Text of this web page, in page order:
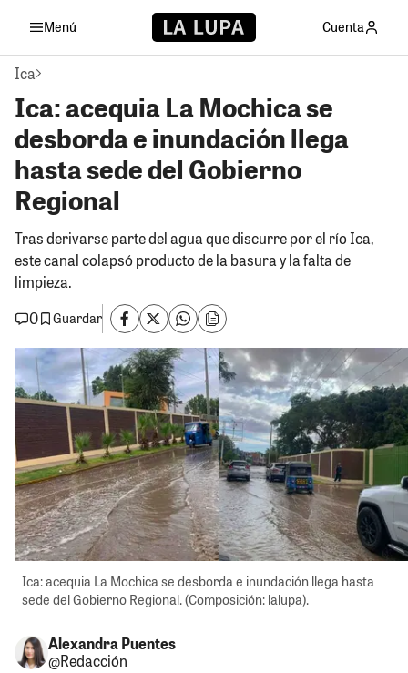
Menú Cuenta
Ica
Ica: acequia La Mochica se
desborda e inundación llega
hasta sede del Gobierno
Regional
Tras derivarse parte del agua que discurre por el río Ica,
este canal colapsó producto de la basura y la falta de
limpieza.
0
Guardar
Ica: acequia La Mochica se desborda e inundación llega hasta
sede del Gobierno Regional. (Composición: lalupa).
Alexandra Puentes
@Redacción